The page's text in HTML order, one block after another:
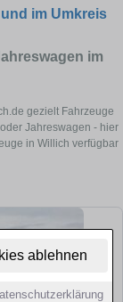
ablehnen
im Umkreis
im
gezielt Fahrzeuge
Jahreswagen - hier
in Willich verfügbar